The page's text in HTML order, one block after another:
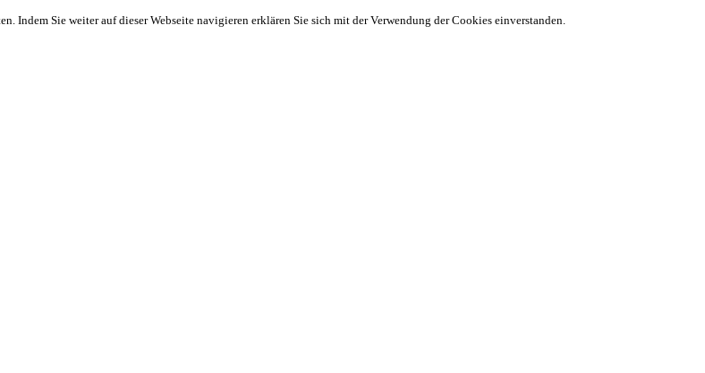
Indem Sie weiter auf dieser Webseite navigieren erklären Sie sich mit der Verwendung der Cookies einverstanden.